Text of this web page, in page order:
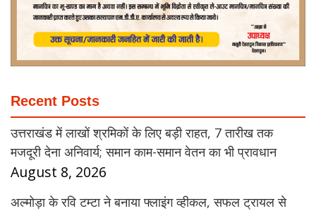
Recent Posts
उत्तराखंड में लाखों श्रमिकों के लिए बड़ी राहत, 7 तारीख तक
मजदूरी देना अनिवार्य; समान काम-समान वेतन का भी प्रावधान
August 8, 2026
अल्मोड़ा के रवि टम्टा ने बनाया फ्लाइंग व्हीकल, सफल ट्रायल से